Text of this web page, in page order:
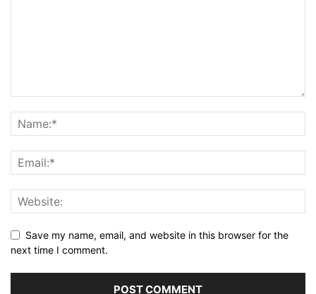
Save my name, email, and website in this browser for the
next time I comment.